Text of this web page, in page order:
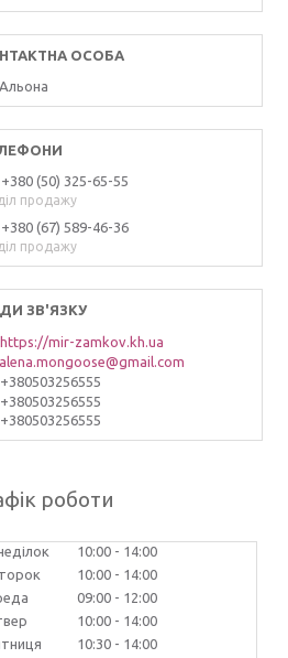
Альона
+380 (50) 325-65-55
продажу
+380 (67) 589-46-36
продажу
https://mir-zamkov.kh.ua
alena.mongoose@gmail.com
+380503256555
+380503256555
+380503256555
роботи
10:00
14:00
10:00
14:00
09:00
12:00
10:00
14:00
10:30
14:00